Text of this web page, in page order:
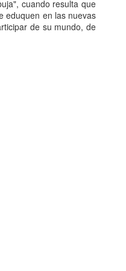
cuando resulta que
eduquen en las nuevas
de su mundo, de